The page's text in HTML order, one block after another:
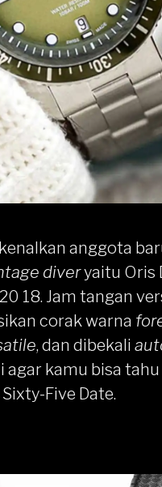
anggota
diveryaitu Oris
18. Jam tangan
corak warna
, dan dibekali
kamu bisa
Five Date.